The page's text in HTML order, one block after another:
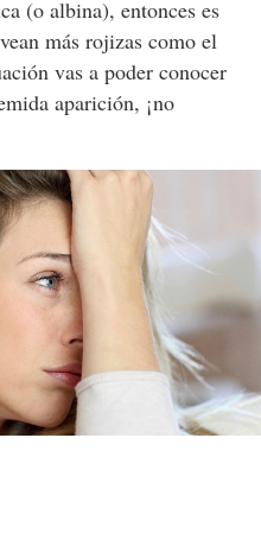
(o albina), entonces es
más rojizas como el
vas a poder conocer
aparición, ¡no